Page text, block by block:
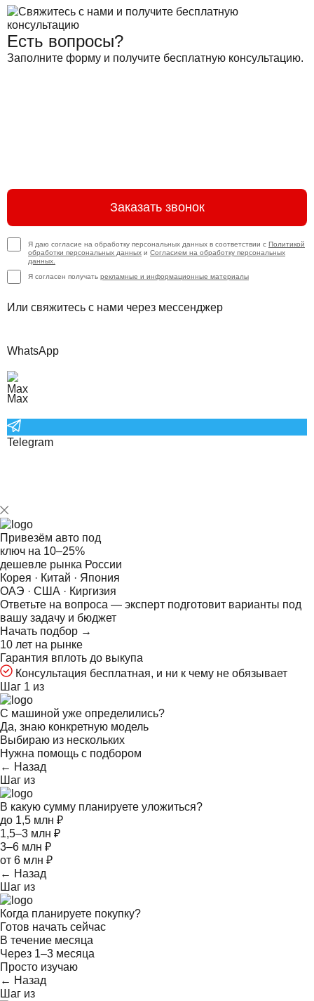
Есть вопросы?
Заполните форму и получите бесплатную консультацию.
Заказать звонок
Я даю согласие на обработку персональных данных в соответствии с Политикой
обработки персональных данных и Согласием на обработку персональных
данных.
Я согласен получать рекламные и информационные материалы
Или свяжитесь с нами через мессенджер
WhatsApp
Max
Telegram
Привезём авто под
ключ на 10–25%
дешевле рынка России
Корея · Китай · Япония
ОАЭ · США · Киргизия
Ответьте на вопроса — эксперт подготовит варианты под
вашу задачу и бюджет
Начать подбор →
10 лет на рынке
Гарантия вплоть до выкупа
Консультация бесплатная, и ни к чему не обязывает
Шаг 1 из
С машиной уже определились?
Да, знаю конкретную модель
Выбираю из нескольких
Нужна помощь с подбором
← Назад
Шаг из
В какую сумму планируете уложиться?
до 1,5 млн ₽
1,5–3 млн ₽
3–6 млн ₽
от 6 млн ₽
← Назад
Шаг из
Когда планируете покупку?
Готов начать сейчас
В течение месяца
Через 1–3 месяца
Просто изучаю
← Назад
Шаг из